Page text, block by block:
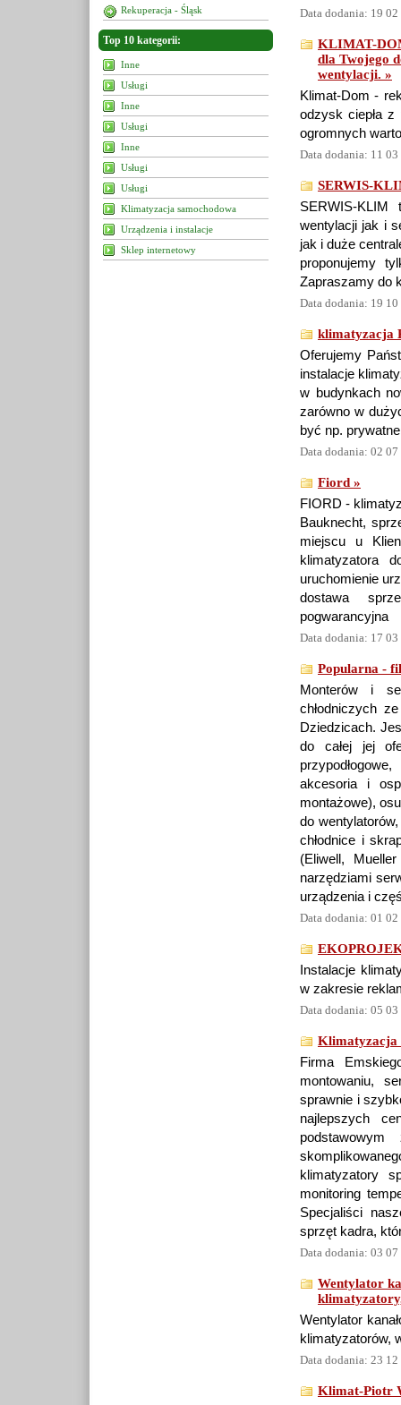
Rekuperacja - Śląsk
Top 10 kategorii:
Inne
Usługi
Inne
Usługi
Inne
Usługi
Usługi
Klimatyzacja samochodowa
Urządzenia i instalacje
Sklep internetowy
Data dodania: 19
KLIMAT-
dla Twojego
wentylacji. »
Klimat-Dom -
odzysk ciepła
ogromnych
Data dodania: 11
SERWIS-
SERWIS-
wentylacji jak i
jak i duże
proponujemy
Zapraszamy do
Data dodania: 19
klimatyzacja
Oferujemy
instalacje
w budynkach
zarówno w
być np.
Data dodania: 02
Fiord »
FIORD -
Bauknecht,
miejscu u
klimatyzatora
uruchomienie
dostawa
pogwarancyjna
Data dodania: 17
Popularna -
Monterów i
chłodniczych
Dziedzicach.
do całej jej
akcesoria i
montażowe),
do
chłodnice i
(Eliwell,
narzędziami
urządzenia i
Data dodania: 01
Instalacje
w zakresie
Data dodania: 05
Klimatyzacja
Firma
montowaniu,
sprawnie i
najlepszych
klimatyzatory
monitoring
Specjaliści
sprzęt kadra,
Data dodania: 03
Wentylator
Wentylator
klimatyzatorów,
Data dodania: 23
Klimat-Piotr